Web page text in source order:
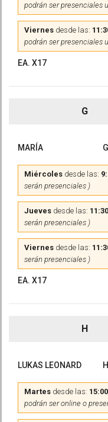
podrán ser presenciales
Viernes desde las:
podrán ser presenciales
EA. X17
G
MARÍA
Miércoles desde las:
serán presenciales )
Jueves desde las: 11:30
serán presenciales )
Viernes desde las:
serán presenciales )
EA. X17
H
LUKAS LEONARD
Martes desde las: 15:00
podrán ser online o